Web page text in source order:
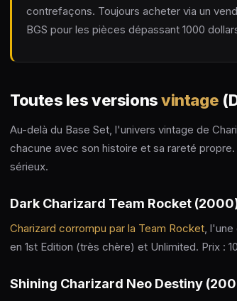
contrefaçons. Toujours acheter via un
BGS pour les pièces dépassant 1000
Toutes les versionsvintage
Au-delà du Base Set, l'univers vintage de
chacune avec son histoire et sa rareté
sérieux.
Dark Charizard Team Rocket
Charizard corrompu par la Team Rocket, l'une
en 1st Edition (très chère) et Unlimited. Prix :
Shining Charizard Neo Destiny